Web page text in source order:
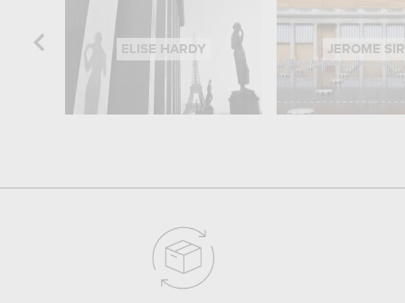
ELISE HARDY JEROME